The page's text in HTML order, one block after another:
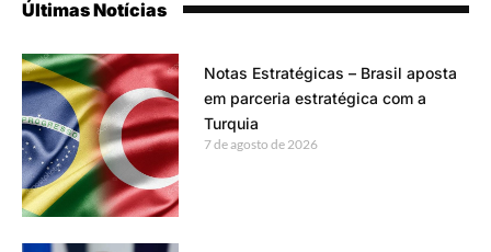
Últimas Notícias
Notas Estratégicas – Brasil aposta
em parceria estratégica com a
Turquia
7 de agosto de 2026